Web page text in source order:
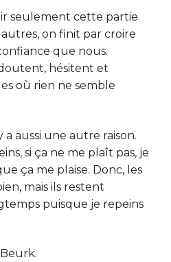
seulement cette partie
on finit par croire
que nous.
hésitent et
où rien ne semble
a aussi une autre raison.
si ça ne me plaît pas, je
ça me plaise. Donc, les
mais ils restent
puisque je repeins